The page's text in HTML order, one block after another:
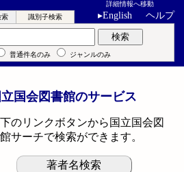
詳細情報へ移動
▸English ヘルプ
索 識別子検索
検索
普通件名のみ ジャンルのみ
立国会図書館のサービス
のリンクボタンから国立国会図
サーチで検索ができます。
著者名検索